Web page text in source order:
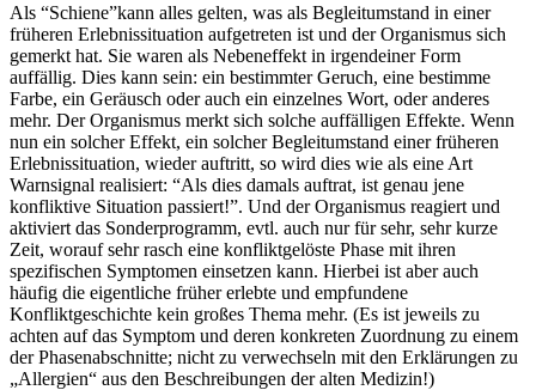
Als “Schiene”kann alles gelten, was als Begleitumstand in einer
früheren Erlebnissituation aufgetreten ist und der Organismus sich
gemerkt hat. Sie waren als Nebeneffekt in irgendeiner Form
auffällig. Dies kann sein: ein bestimmter Geruch, eine bestimme
Farbe, ein Geräusch oder auch ein einzelnes Wort, oder anderes
mehr. Der Organismus merkt sich solche auffälligen Effekte. Wenn
nun ein solcher Effekt, ein solcher Begleitumstand einer früheren
Erlebnissituation, wieder auftritt, so wird dies wie als eine Art
Warnsignal realisiert: “Als dies damals auftrat, ist genau jene
konfliktive Situation passiert!”. Und der Organismus reagiert und
aktiviert das Sonderprogramm, evtl. auch nur für sehr, sehr kurze
Zeit, worauf sehr rasch eine konfliktgelöste Phase mit ihren
spezifischen Symptomen einsetzen kann. Hierbei ist aber auch
häufig die eigentliche früher erlebte und empfundene
Konfliktgeschichte kein großes Thema mehr. (Es ist jeweils zu
achten auf das Symptom und deren konkreten Zuordnung zu einem
der Phasenabschnitte; nicht zu verwechseln mit den Erklärungen zu
„Allergien“ aus den Beschreibungen der alten Medizin!)